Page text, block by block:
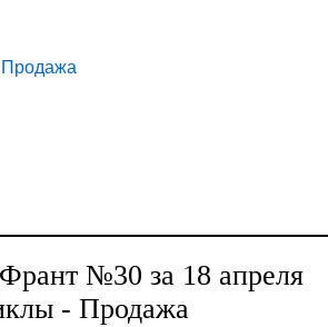
№30 за 18 апреля
- Продажа